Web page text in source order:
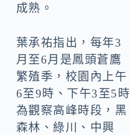
成熟。
葉承祐指出，每年3
月至6月是鳳頭蒼鷹
繁殖季，校園內上午
6至9時、下午3至5時
為觀察高峰時段，黑
森林、綠川、中興